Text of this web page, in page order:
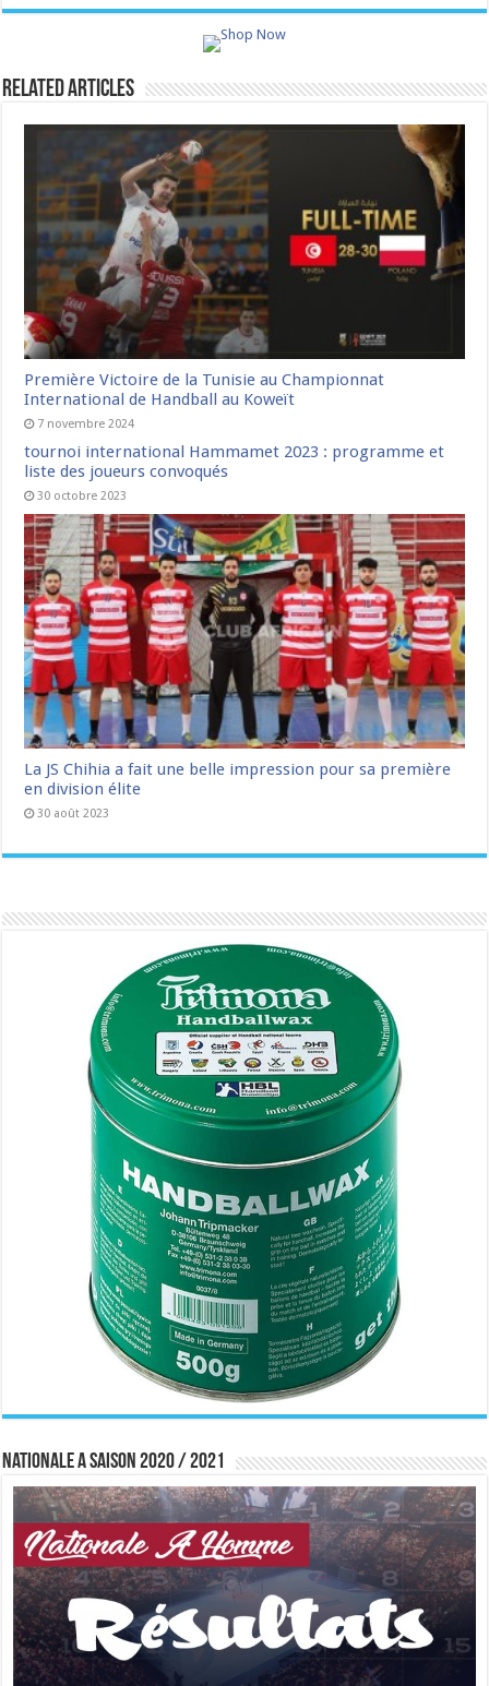
Related Articles
Première Victoire de la Tunisie au Championnat
International de Handball au Koweït
7 novembre 2024
tournoi international Hammamet 2023 : programme et
liste des joueurs convoqués
30 octobre 2023
La JS Chihia a fait une belle impression pour sa première
en division élite
30 août 2023
Nationale A saison 2020 / 2021